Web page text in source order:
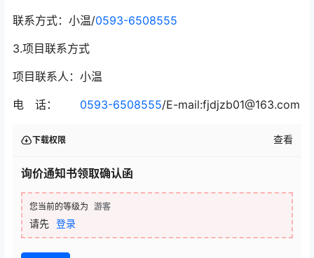
联系方式：小温/0593-6508555
3.项目联系方式
项目联系人：小温
电 话： 0593-6508555/E-mail:fjdjzb01@163.com
下载权限 查看
询价通知书领取确认函
您当前的等级为 游客
请先 登录